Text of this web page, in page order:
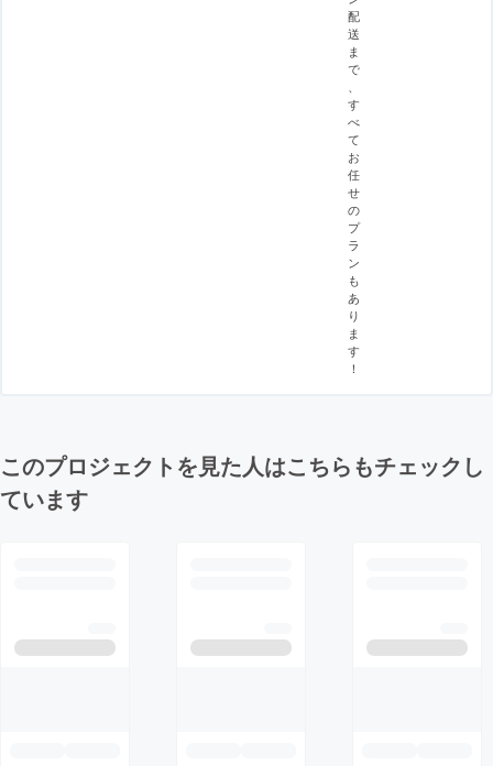
配
送
ま
で
、
す
べ
て
お
任
せ
の
プ
ラ
ン
も
あ
り
ま
す
！
このプロジェクトを見た人はこちらもチェックし
ています